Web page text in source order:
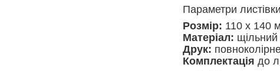
Параметри
Розмір: 110 х 140
Матеріал: щільний
Друк:
Комплектація до